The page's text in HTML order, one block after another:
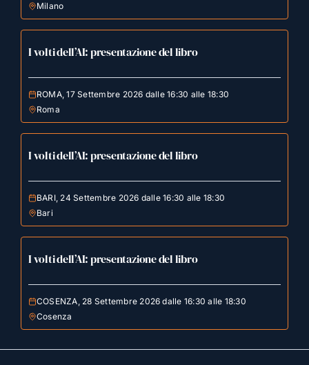
Milano
I volti dell’AI: presentazione del libro
ROMA, 17 Settembre 2026 dalle 16:30 alle 18:30
Roma
I volti dell’AI: presentazione del libro
BARI, 24 Settembre 2026 dalle 16:30 alle 18:30
Bari
I volti dell’AI: presentazione del libro
COSENZA, 28 Settembre 2026 dalle 16:30 alle 18:30
Cosenza